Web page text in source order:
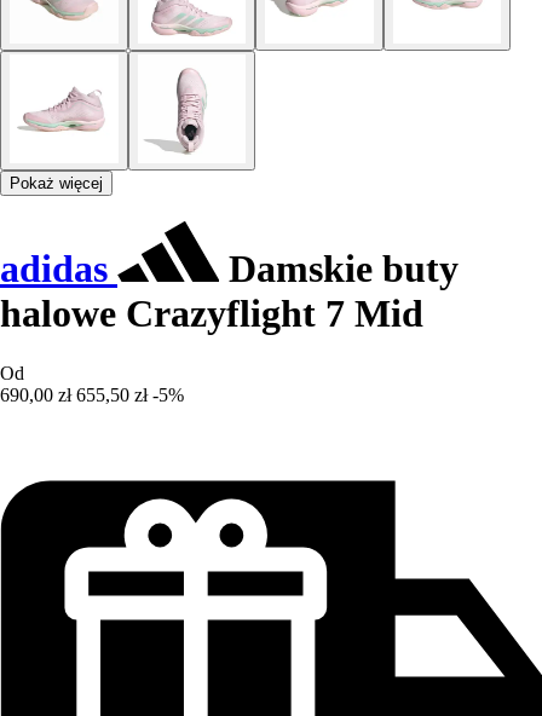
Pokaż więcej
adidas
Damskie buty
halowe Crazyflight 7 Mid
Od
690,00 zł 655,50 zł -5%